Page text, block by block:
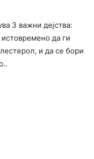
3 важни дејства:
да ги
и да се бори